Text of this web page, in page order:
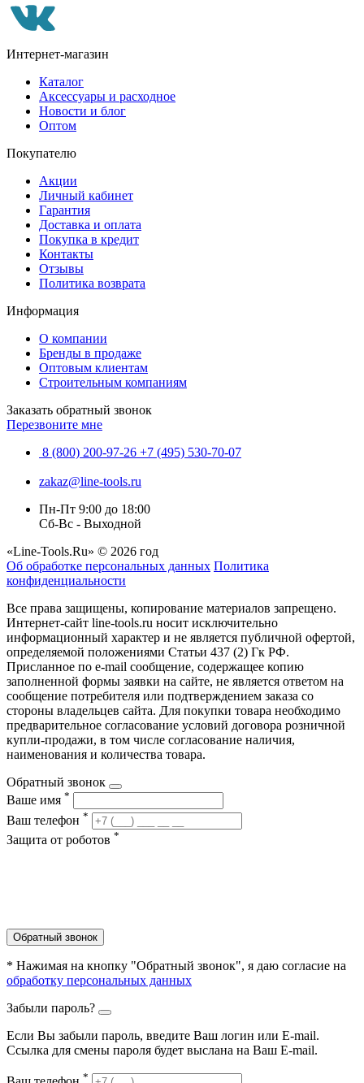
Интернет-магазин
Каталог
Аксессуары и расходное
Новости и блог
Оптом
Покупателю
Акции
Личный кабинет
Гарантия
Доставка и оплата
Покупка в кредит
Контакты
Отзывы
Политика возврата
Информация
О компании
Бренды в продаже
Оптовым клиентам
Строительным компаниям
Заказать обратный звонок
Перезвоните мне
8 (800) 200-97-26 +7 (495) 530-70-07
zakaz@line-tools.ru
Пн-Пт 9:00 до 18:00
Сб-Вс - Выходной
«Line-Tools.Ru» © 2026 год
Об обработке персональных данных Политика
конфиденциальности
Все права защищены, копирование материалов запрещено.
Интернет-сайт line-tools.ru носит исключительно
информационный характер и не является публичной офертой,
определяемой положениями Статьи 437 (2) Гк РФ.
Присланное по e-mail сообщение, содержащее копию
заполненной формы заявки на сайте, не является ответом на
сообщение потребителя или подтверждением заказа со
стороны владельцев сайта. Для покупки товара необходимо
предварительное согласование условий договора розничной
купли-продажи, в том числе согласование наличия,
наименования и количества товара.
Обратный звонок
Ваше имя *
Ваш телефон *
Защита от роботов *
Обратный звонок
* Нажимая на кнопку "Обратный звонок", я даю согласие на
обработку персональных данных
Забыли пароль?
Если Вы забыли пароль, введите Ваш логин или Е-mail.
Ссылка для смены пароля будет выслана на Ваш E-mail.
*